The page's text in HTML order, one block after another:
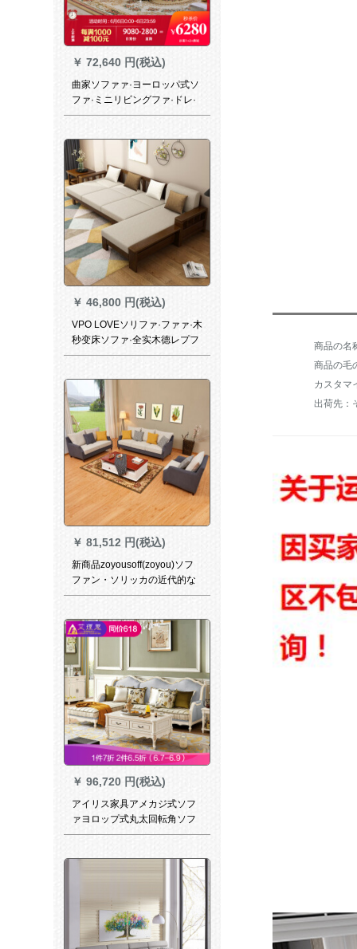
￥ 72,640 円(税込)
曲家ソファァ·ヨーロッパ式ソ
ファ·ミニリビングファ·ドレ·
ファ·ファァァァ·メ·リ·ソ·ソ·
ァ1+2+gif（ゾウズォファ·オ
プロ）
￥ 46,800 円(税込)
VPO LOVEソリファ·ファァ·木
秒变床ソファ·全实木德レプフ
フファ·ファニ·ニィ·グール·プ
+物置きサドモス
￥ 81,512 円(税込)
新商品zoyousoff(zoyou)ソフ
ファン・ソリッカの近代的な
シチプロセイズスの家型ソフ
ビネン
￥ 96,720 円(税込)
アイリス家具アメカジ式ソフ
ァヨロップ式丸太回転角ソフ
ァミニ戸型ソファァァ3+左
商品の毛
出荷先：